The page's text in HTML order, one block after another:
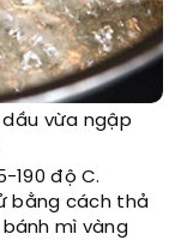
vừa ngập
190 độ C.
bằng cách thả
mì vàng